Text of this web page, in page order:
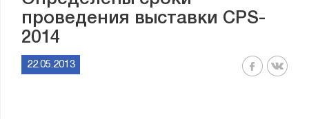
проведения выставки CPS-
2014
22.05.2013